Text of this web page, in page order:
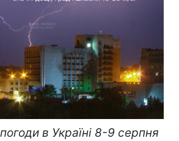
в Україні 8-9 серпня